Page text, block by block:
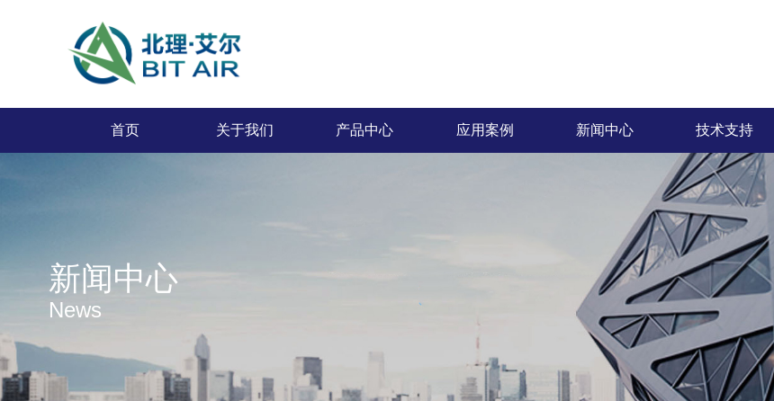
首页 关于我们 产品中心 应用案例 新闻中心 技术支持
新闻中心
News